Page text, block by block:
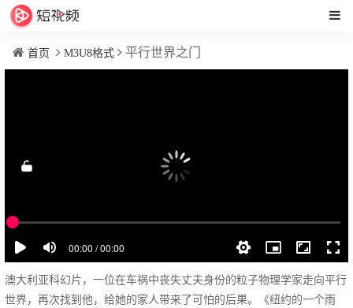
首页 M3U8格式 平行世界之门
澳大利亚科幻片，一位在车祸中丧失丈夫身份的粒子物理学家走向平行
世界，再次找到他，给她的家人带来了可怕的后果。《纽约的一个雨